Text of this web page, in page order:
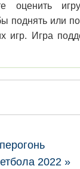
оценить
поднять или
игр. Игра
2022 »